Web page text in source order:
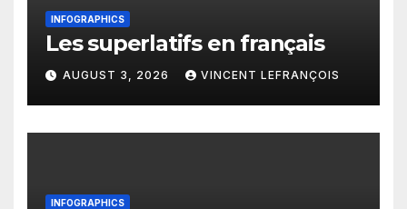
INFOGRAPHICS
Les superlatifs en français
AUGUST 3, 2026 VINCENT LEFRANÇOIS
INFOGRAPHICS